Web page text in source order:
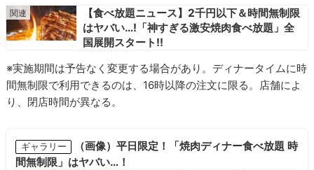
【食べ放題ニュース】2千円以下＆時間無制限
はヤバい…!「神すぎる激安焼肉食べ放題」全
国展開スタート!!
※実施期間は予告なく変更する場合があり。ディナータイムに時
間無制限で利用できるのは、16時以降の注文に限る。店舗によ
り、閉店時間が異なる。
ギャラリー
（画像）平日限定！「焼肉ディナー食べ放題 時
間無制限」はヤバい…！